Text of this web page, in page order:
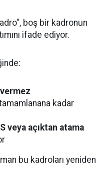
boş bir kadronun
ifade ediyor.
vermez
kadar
veya açıktan atama
bu kadroları yeniden